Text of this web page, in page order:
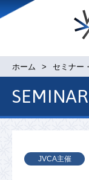
ホーム セミナー
SEMINAR
JVCA主催